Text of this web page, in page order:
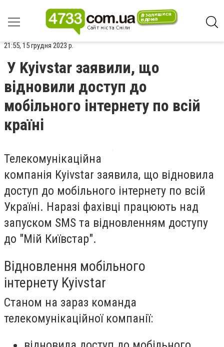
21:55, 15 грудня 2023 р.
У Kyivstar заявили, що
відновили доступ до
мобільного інтернету по всій
країні
Телекомунікаційна
компанія Kyivstar заявила, що відновила
доступ до мобільного інтернету по всій
Україні. Наразі фахівці працюють над
запуском SMS та відновленням доступу
до "Мій Київстар".
Відновлення мобільного
інтернету Kyivstar
Станом на зараз команда
телекомунікаційної компанії: